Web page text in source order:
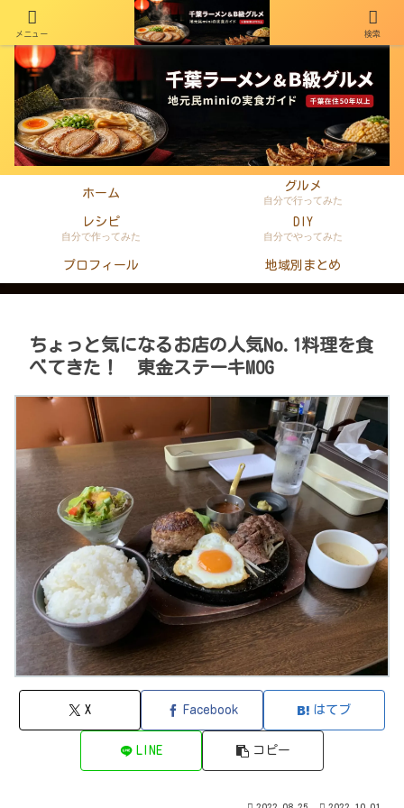
千葉在住50年以上のminiがラーメン・町中華・B級グルメを本音レビュー
ホーム
グルメ
自分で行ってみた
レシピ
自分で作ってみた
DIY
自分でやってみた
プロフィール 地域別まとめ
ちょっと気になるお店の人気No.1料理を食
べてきた！ 東金ステーキMOG
X Facebook はてブ
LINE コピー
メニュー 検索